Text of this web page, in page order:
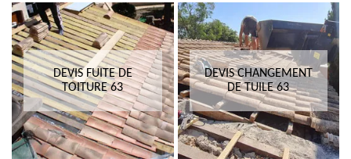
DEVIS FUITE DE
TOITURE 63
DEVIS CHANGEMENT
DE TUILE 63